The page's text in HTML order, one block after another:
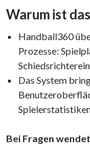
Warum ist
Handball360
Prozesse:
Das System
Bei Fragen